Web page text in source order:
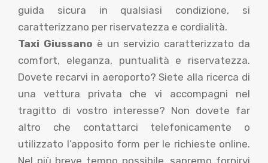
guida sicura in qualsiasi condizione, si
caratterizzano per riservatezza e cordialità.
Taxi Giussano è un servizio caratterizzato da
comfort, eleganza, puntualità e riservatezza.
Dovete recarvi in aeroporto? Siete alla ricerca di
una vettura privata che vi accompagni nel
tragitto di vostro interesse? Non dovete far
altro che contattarci telefonicamente o
utilizzato l’apposito form per le richieste online.
Nel più breve tempo possibile, sapremo fornirvi